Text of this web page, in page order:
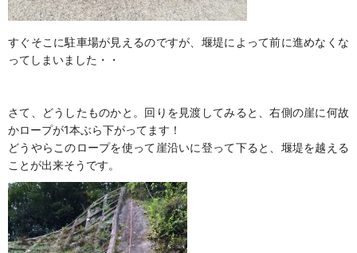
すぐそこに駐車場が見えるのですが、堰堤によって前に進めなくな
ってしまいました・・
さて、どうしたものかと。回りを見渡してみると、右側の崖に何故
かロープが1本ぶら下がってます！
どうやらこのロープを使って崖沿いに登って下ると、堰堤を越える
ことが出来そうです。